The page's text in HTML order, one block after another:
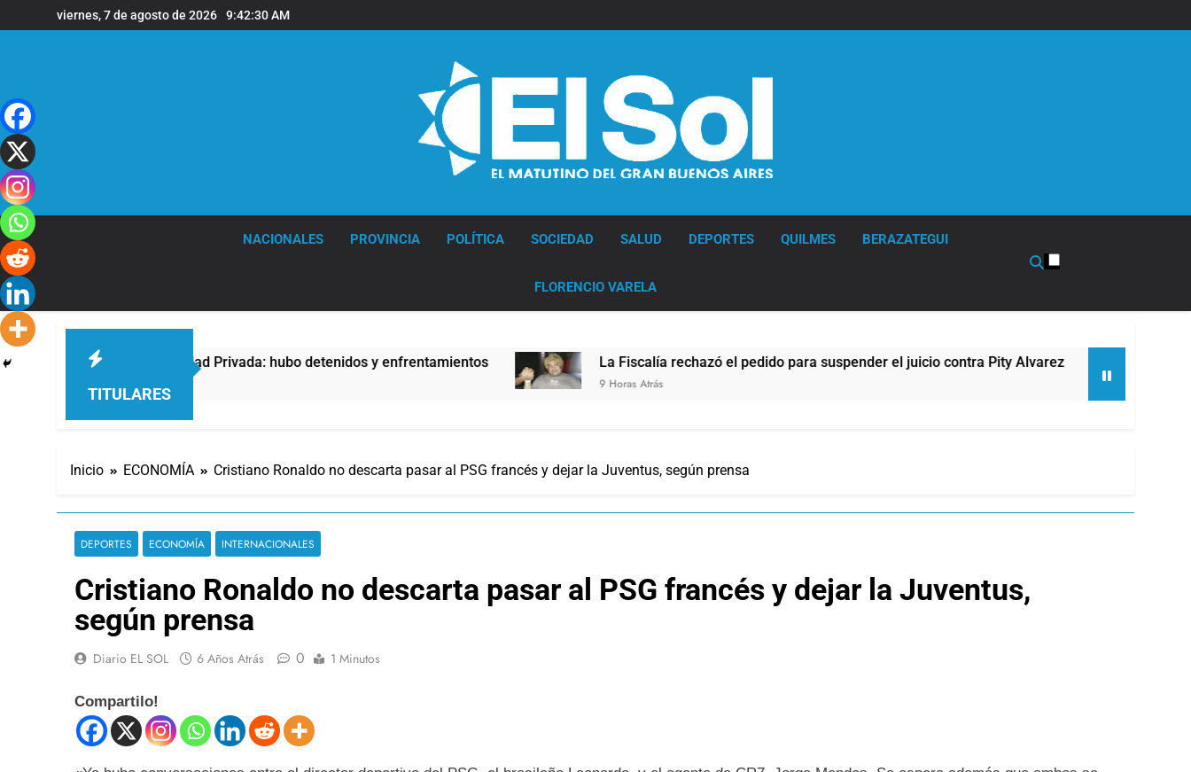
al
viernes, 7 de agosto de 2026 9:42:30 AM
NACIONALES PROVINCIA POLÍTICA SOCIEDAD SALUD DEPORTES QUILMES BERAZATEGUI
FLORENCIO VARELA
TITULARES
la Ley de Propiedad Privada: hubo detenidos y enfrentamientos La Fiscalía rechazó el pedido para suspender el juicio contra Pity Alvarez
9 Horas Atrás
Inicio ECONOMÍA Cristiano Ronaldo no descarta pasar al PSG francés y dejar la Juventus, según prensa
DEPORTES ECONOMÍA INTERNACIONALES
Cristiano Ronaldo no descarta pasar al PSG francés y dejar la Juventus,
según prensa
Diario EL SOL 6 Años Atrás 0 1 Minutos
Compartilo!